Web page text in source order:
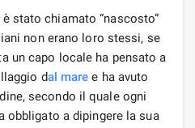
è stato chiamato “nascosto”
non erano loro stessi, se
un capo locale ha pensato a
dal mare e ha avuto
secondo il quale ogni
obbligato a dipingere la sua